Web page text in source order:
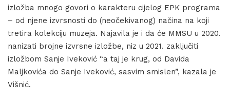
izložba mnogo govori o karakteru cijelog EPK programa
– od njene izvrsnosti do (neočekivanog) načina na koji
tretira kolekciju muzeja. Najavila je i da će MMSU u 2020.
nanizati brojne izvrsne izložbe, niz u 2021. zaključiti
izložbom Sanje Iveković “a taj je krug, od Davida
Maljkovića do Sanje Iveković, sasvim smislen”, kazala je
Višnić.